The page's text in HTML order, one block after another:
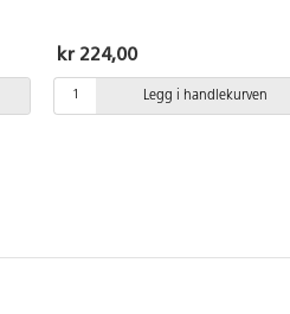
år.
kr 224,00
Legg i handlekurven